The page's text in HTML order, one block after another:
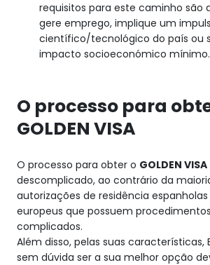
requisitos para este caminho são
gere emprego, implique um
científico/tecnológico do país ou
impacto socioeconómico mínimo.
O processo para
GOLDEN VISA
O processo para obter o GOLDEN VISA
descomplicado, ao contrário da
autorizações de residência
europeus que possuem
complicados.
Além disso, pelas suas características,
sem dúvida ser a sua melhor opção